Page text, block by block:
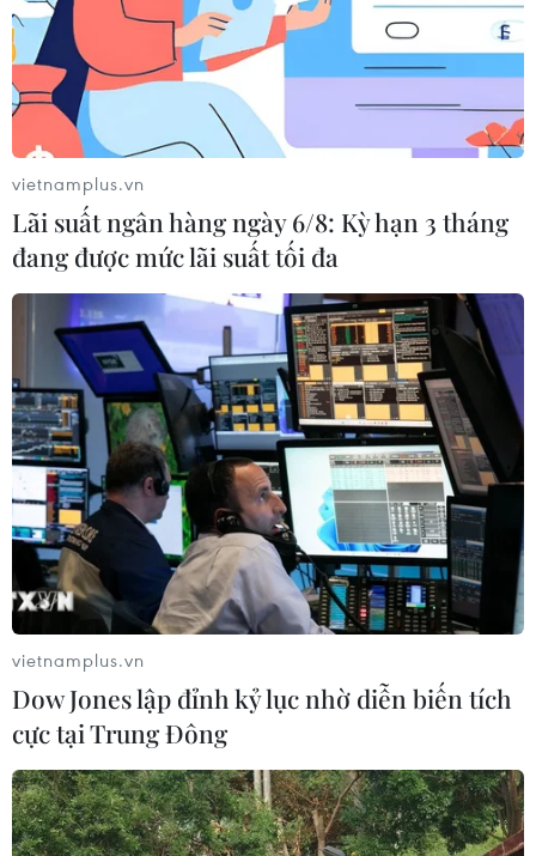
vietnamplus.vn
Lãi suất ngân hàng ngày 6/8: Kỳ hạn 3 tháng
đang được mức lãi suất tối đa
vietnamplus.vn
Dow Jones lập đỉnh kỷ lục nhờ diễn biến tích
cực tại Trung Đông